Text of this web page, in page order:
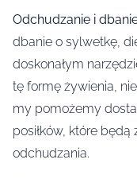
Odchudzanie i
dbanie o sylwetkę,
doskonałym
tę formę żywienia,
my pomożemy
posiłków, które
odchudzania.